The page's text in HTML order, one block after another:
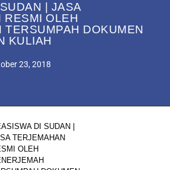
| JASA
RESMI OLEH
TERSUMPAH DOKUMEN
KULIAH
23, 2018
DI SUDAN |
TERJEMAHAN
OLEH